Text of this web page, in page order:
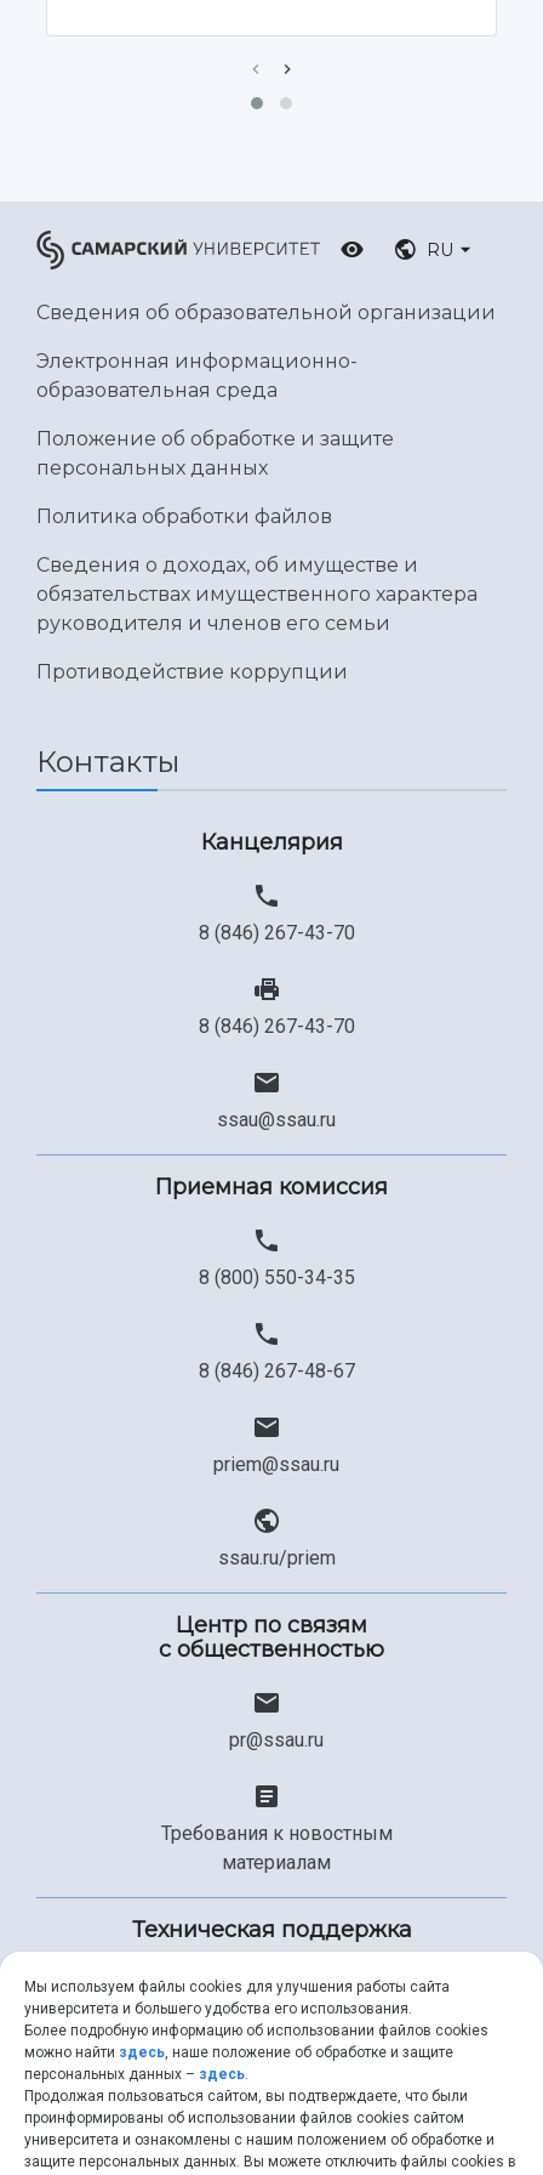
Умный дом бабочек
Международный межвузовский кампус
Сведения об образовательной организации
RU
Сведения об образовательной организации
Электронная информационно-
образовательная среда
Положение об обработке и защите
персональных данных
Политика обработки файлов
Сведения о доходах, об имуществе и
обязательствах имущественного характера
руководителя и членов его семьи
Противодействие коррупции
Контакты
Канцелярия
8 (846) 267-43-70
8 (846) 267-43-70
ssau@ssau.ru
Приемная комиссия
8 (800) 550-34-35
8 (846) 267-48-67
priem@ssau.ru
ssau.ru/priem
Центр по связям
с общественностью
pr@ssau.ru
Требования к новостным
материалам
Техническая поддержка
+7 (846) 267-49-99
help@ssau.ru
Мы используем файлы cookies для улучшения работы сайта
университета и большего удобства его использования.
Более подробную информацию об использовании файлов cookies
можно найти здесь, наше положение об обработке и защите
персональных данных – здесь.
Продолжая пользоваться сайтом, вы подтверждаете, что были
проинформированы об использовании файлов cookies сайтом
университета и ознакомлены с нашим положением об обработке и
защите персональных данных. Вы можете отключить файлы cookies в